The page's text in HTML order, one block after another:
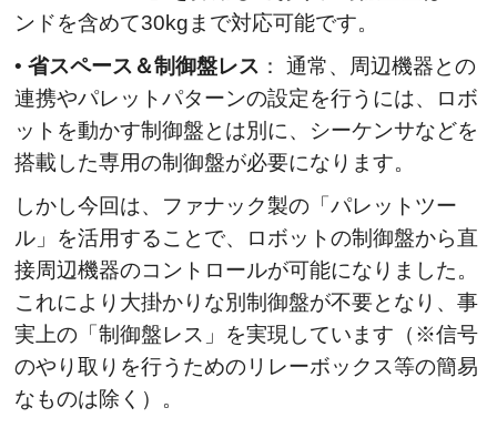
ンドを含めて30kgまで対応可能です。
•省スペース＆制御盤レス ： 通常、周辺機器との
連携やパレットパターンの設定を行うには、ロボ
ットを動かす制御盤とは別に、シーケンサなどを
搭載した専用の制御盤が必要になります。
しかし今回は、ファナック製の「パレットツー
ル」を活用することで、ロボットの制御盤から直
接周辺機器のコントロールが可能になりました。
これにより大掛かりな別制御盤が不要となり、事
実上の「制御盤レス」を実現しています（※信号
のやり取りを行うためのリレーボックス等の簡易
なものは除く）。